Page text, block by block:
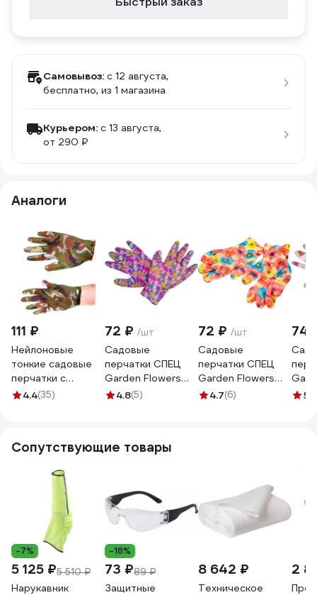
Самовывоз: c 12 августа,
бесплатно, из 1 магазина
Курьером: c 13 августа,
от 290 ₽
Аналоги
111 ₽
Нейлоновые
тонкие садовые
перчатки с
нитриловым
4.4(35)
72 ₽ /шт
Садовые
перчатки СПЕЦ
Garden Flowers
полиэстер, с
GF-PN-02S
4.8(5)
72 ₽ /шт
Садовые
перчатки СПЕЦ
Garden Flowers
полиэстер, с
4.7(6)
74
5
Сопутствующие товары
-7%
5 125 ₽5 510 ₽
Нарукавник
-18%
73 ₽89 ₽
Защитные
8 642 ₽
Техническое
2